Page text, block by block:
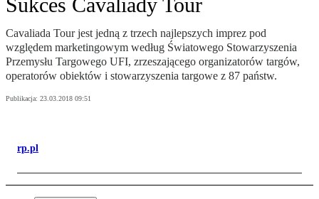
Cavaliada Tour jest jedną z trzech najlepszych imprez pod
względem marketingowym według Światowego Stowarzyszenia
Przemysłu Targowego UFI, zrzeszającego organizatorów targów,
operatorów obiektów i stowarzyszenia targowe z 87 państw.
Publikacja: 23.03.2018 09:51
rp.pl